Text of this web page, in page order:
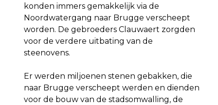
konden immers gemakke­lijk via de
Noordwatergang naar Brugge verscheept
worden. De gebroeders Clauwaert zorgden
voor de verdere uitbating van de
steenovens.
Er werden miljoenen stenen gebakken, die
naar Brugge verscheept werden en dienden
voor de bouw van de stadsomwalling, de